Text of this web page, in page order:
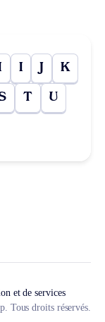
I J K
T U
et de services
Tous droits réservés.